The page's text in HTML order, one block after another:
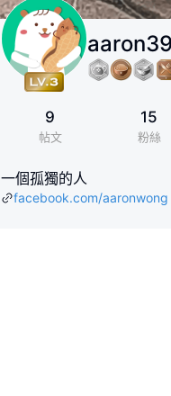
9
帖文
15
粉絲
一個孤獨的人
facebook.com/aaronwong